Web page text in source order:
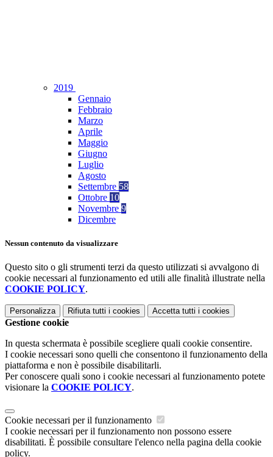
2019
Gennaio
Febbraio
Marzo
Aprile
Maggio
Giugno
Luglio
Agosto
Settembre 58
Ottobre 10
Novembre 9
Dicembre
Nessun contenuto da visualizzare
Questo sito o gli strumenti terzi da questo utilizzati si avvalgono di
cookie necessari al funzionamento ed utili alle finalità illustrate nella
COOKIE POLICY.
Personalizza Rifiuta tutti i cookies Accetta tutti i cookies
Gestione cookie
In questa schermata è possibile scegliere quali cookie consentire.
I cookie necessari sono quelli che consentono il funzionamento della
piattaforma e non è possibile disabilitarli.
Per conoscere quali sono i cookie necessari al funzionamento potete
visionare la COOKIE POLICY.
Cookie necessari per il funzionamento
I cookie necessari per il funzionamento non possono essere
disabilitati. È possibile consultare l'elenco nella pagina della cookie
policy.